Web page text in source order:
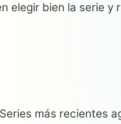
elegir bien la serie
más recientes